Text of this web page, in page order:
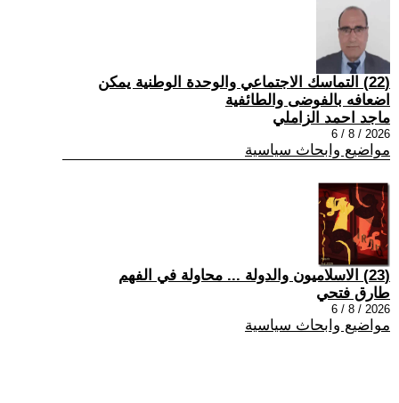
(22) التماسك الاجتماعي والوحدة الوطنية يمكن
اضعافه بالفوضى والطائفية
ماجد احمد الزاملي
2026 / 8 / 6
مواضيع وابحاث سياسية
(23) الاسلاميون والدولة ... محاولة في الفهم
طارق فتحي
2026 / 8 / 6
مواضيع وابحاث سياسية